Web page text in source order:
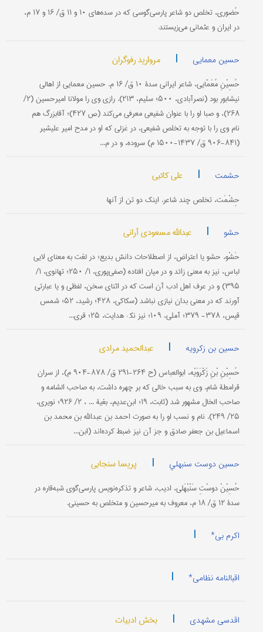
حُضوری، تخلص دو شاعر پارسی‌گوسی که در سده‌های ۱۰ و ۱۱ ق/ ۱۶ و ۱۷ م،
در ایران و عثمانی می‌زیستند:
حسین معمایی | مروارید رفوگران
حُسِیْنِ مُعَمّایی، شاعر ایرانی سدۀ ۱۰ ق/ ۱۶ م. حسین معمایی از اهالی
نیشابور بود (نصرآبادی، ۵۰۰؛ سلیم، ۲۱۳). رازی وی را مولانا امیرحسین (۲/
۲۶۸)، و صبا او را با عنوان شفیعی معرفی می‌کند (ص ۴۲۷)؛ آقابزرگ هم
نام وی را با توجه به تخلص شفیعی، در غزلی که او در مدح امیر علیشیر
(۸۴۱-۹۰۶ ق/ ۱۴۳۷-۱۵۰۰ م) سروده، و در م...
حشمت | علی کاتبی
حِشْمَت، تخلص چند شاعر. اینک دو تن از آنها:
حشو | عبدالله مسعودی آرانی
حَشْو، حشو یا اعتراض، از اصطلاحات دانش بدیع؛ در لغت به معنای لایی
لباس، نیز به معنی زائد و در میان افتاده (صفی‌پوری، ۱/ ۲۵۰؛ تهانوی، ۱/
۳۹۵) و در عرف اهل ادب آن است که در اثنای سخن، لفظی و یا عبارتی
آورند که در معنی بدان نیازی نباشد (سکاکی، ۴۲۸؛ رشید، ۵۲؛ شمس
قیس، ۳۷۸- ۳۷۹؛ آملی، ۱۰۹؛ نیز نک‍ : هدایت، ۲۵؛ قری...
حسین بن زکرویه | عبدالحمید مرادی
حُسِیْنِ بْنِ زَکْرَوَیْه، ابوالعباس (ح ۲۶۴-۲۹۱ ق/ ۸۷۸-۹۰۴ م)، از سران
قرامطۀ شام. وی به سبب خالی که بر چهره داشت، به صاحب الشامه و
صاحب الخال مشهور شد (ثابت، ۱۹؛ ابن‌عدیم، بغیة ... ، ۲/ ۹۲۶؛ نویری،
۲۵/ ۲۴۹). نام و نسب او را به صورت احمد بن عبدالله بن محمد بن
اسماعیل بن جعفر صادق و جز آن نیز ضبط کرده‌اند (ابن...
حسین دوست سنبهلي | پریسا سنجابی
حُسِیْنْ دوسْتِ سَنْبْهَلی، ادیب، شاعر و تذکره‌نویس پارسی‌گوی شبه‌قاره در
سدۀ ۱۲ ق/ ۱۸ م، معروف به میرحسین و متخلص به حسینی.
اکرم بی* |
اقبالنامه نظامی* |
اقدسی مشهدی | بخش ادبیات